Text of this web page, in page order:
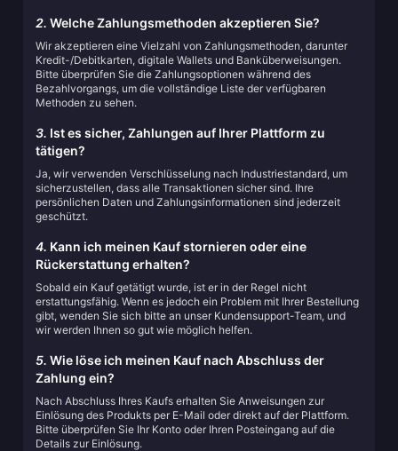
2. Welche Zahlungsmethoden akzeptieren Sie?
Wir akzeptieren eine Vielzahl von Zahlungsmethoden, darunter
Kredit-/Debitkarten, digitale Wallets und Banküberweisungen.
Bitte überprüfen Sie die Zahlungsoptionen während des
Bezahlvorgangs, um die vollständige Liste der verfügbaren
Methoden zu sehen.
3. Ist es sicher, Zahlungen auf Ihrer Plattform zu
tätigen?
Ja, wir verwenden Verschlüsselung nach Industriestandard, um
sicherzustellen, dass alle Transaktionen sicher sind. Ihre
persönlichen Daten und Zahlungsinformationen sind jederzeit
geschützt.
4. Kann ich meinen Kauf stornieren oder eine
Rückerstattung erhalten?
Sobald ein Kauf getätigt wurde, ist er in der Regel nicht
erstattungsfähig. Wenn es jedoch ein Problem mit Ihrer Bestellung
gibt, wenden Sie sich bitte an unser Kundensupport-Team, und
wir werden Ihnen so gut wie möglich helfen.
5. Wie löse ich meinen Kauf nach Abschluss der
Zahlung ein?
Nach Abschluss Ihres Kaufs erhalten Sie Anweisungen zur
Einlösung des Produkts per E-Mail oder direkt auf der Plattform.
Bitte überprüfen Sie Ihr Konto oder Ihren Posteingang auf die
Details zur Einlösung.